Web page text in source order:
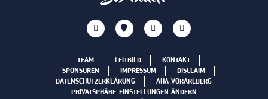
TEAM LEITBILD
KONTAKT
SPONSOREN
IMPRESSUM
DISCLAIM
DATENSCHUTZERKLÄRUNG
AHA VORARLBERG
PRIVATSPHÄRE-EINSTELLUNGEN ÄNDERN